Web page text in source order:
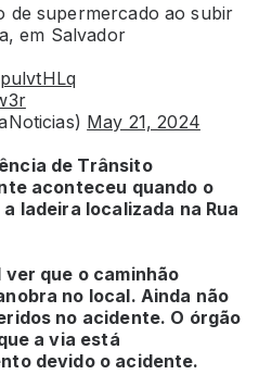
de supermercado ao subir
em Salvador
May 21, 2024
de Trânsito
aconteceu quando o
ladeira localizada na Rua
ver que o caminhão
no local. Ainda não
no acidente. O órgão
a via está
devido o acidente.